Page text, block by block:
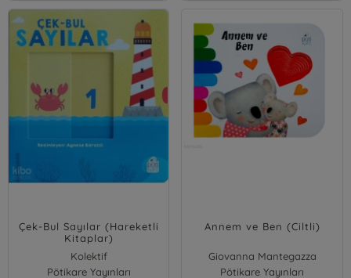
Çek-Bul Sayılar (Hareketli
Kitaplar)
Kolektif
Pötikare Yayınları
Annem ve Ben (Ciltli)
Giovanna Mantegazza
Pötikare Yayınları